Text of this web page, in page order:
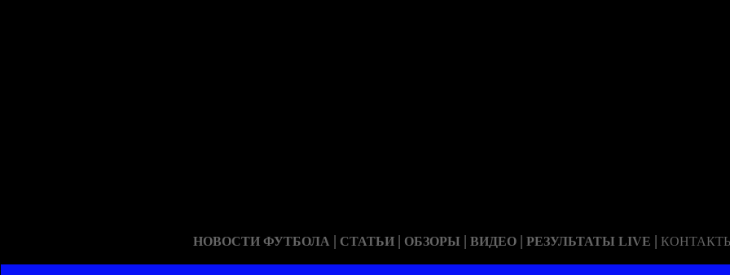
НОВОСТИ ФУТБОЛА | СТАТЬИ | ОБЗОРЫ | ВИДЕО | РЕЗУЛЬТАТЫ LIVE |